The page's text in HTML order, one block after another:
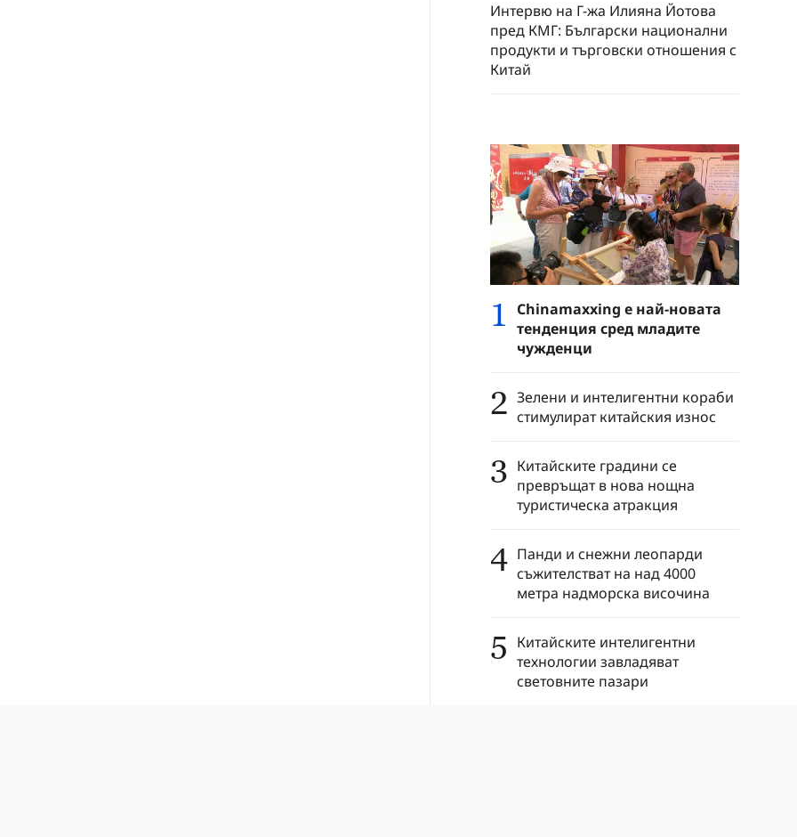
Интервю на Г-жа Илияна Йотова
пред КМГ: Български национални
продукти и търговски отношения с
Китай
1
Chinamaxxing е най-новата
тенденция сред младите
чужденци
2 Зелени и интелигентни кораби
стимулират китайския износ
3 Китайските градини се
превръщат в нова нощна
туристическа атракция
4 Панди и снежни леопарди
съжителстват на над 4000
метра надморска височина
5 Китайските интелигентни
технологии завладяват
световните пазари